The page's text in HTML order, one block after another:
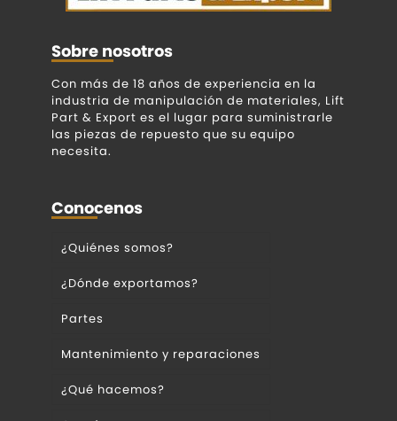
Sobre nosotros
Con más de 18 años de experiencia en la
industria de manipulación de materiales, Lift
Part & Export es el lugar para suministrarle
las piezas de repuesto que su equipo
necesita.
Conocenos
¿Quiénes somos?
¿Dónde exportamos?
Partes
Mantenimiento y reparaciones
¿Qué hacemos?